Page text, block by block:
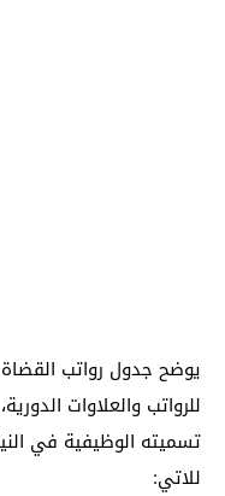
يوضح جدول رواتب القضاة
للرواتب والعلاوات
تسميته الوظيفية في
للاتي: